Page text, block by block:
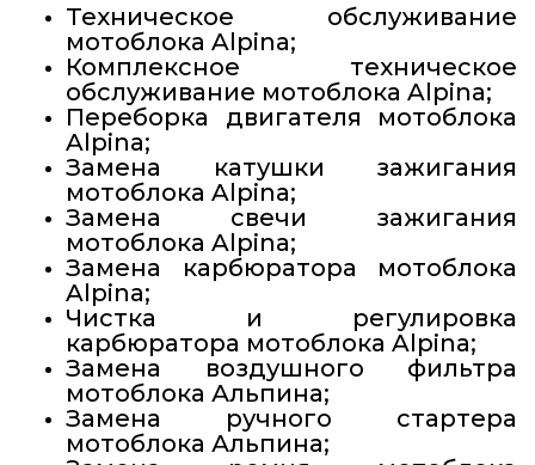
Техническое обслуживание
мотоблока Alpina;
Комплексное техническое
обслуживание мотоблока Alpina;
Переборка двигателя мотоблока
Alpina;
Замена катушки зажигания
мотоблока Alpina;
Замена свечи зажигания
мотоблока Alpina;
Замена карбюратора мотоблока
Alpina;
Чистка и регулировка
карбюратора мотоблока Alpina;
Замена воздушного фильтра
мотоблока Альпина;
Замена ручного стартера
мотоблока Альпина;